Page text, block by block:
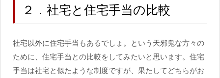
２．社宅と住宅手当の比較
社宅以外に住宅手当もあるでしょ。という天邪鬼な方々の
ために、住宅手当との比較をしてみたいと思います。住宅
手当は社宅と似たような制度ですが、果たしてどちらがお